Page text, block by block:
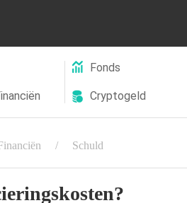
Fonds
Cryptogeld
Schuld